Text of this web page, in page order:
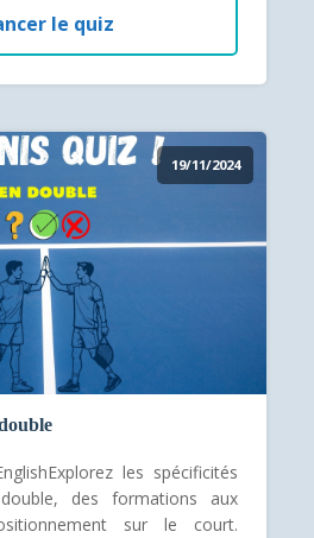
le quiz
19/11/2024
les spécificités
des formations aux
sur le court.